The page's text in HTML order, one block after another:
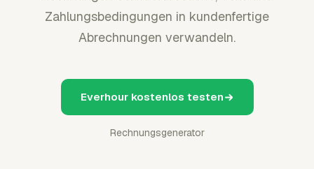
Zahlungsbedingungen in kundenfertige
Abrechnungen verwandeln.
Everhour kostenlos testen
Rechnungsgenerator